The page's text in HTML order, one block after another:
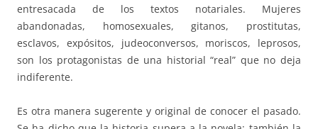
entresacada de los textos notariales. Mujeres
abandonadas, homosexuales, gitanos, prostitutas,
esclavos, expósitos, judeoconversos, moriscos, leprosos,
son los protagonistas de una historial “real” que no deja
indiferente.
Es otra manera sugerente y original de conocer el pasado.